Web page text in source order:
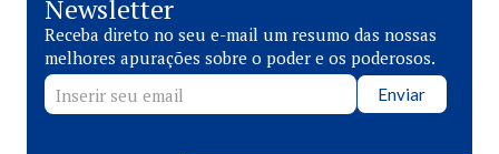
Newsletter
Receba direto no seu e-mail um resumo das nossas
melhores apurações sobre o poder e os poderosos.
Enviar